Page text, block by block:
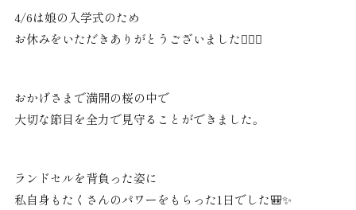
4/6は娘の入学式のため
お休みをいただきありがとうございました🙇🏼‍♀️
おかげさまで満開の桜の中で
大切な節目を全力で見守ることができました。
ランドセルを背負った姿に
私自身もたくさんのパワーをもらった1日でした🎒✨